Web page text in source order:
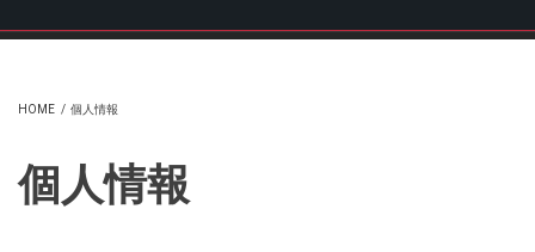
HOME / 個人情報
個人情報